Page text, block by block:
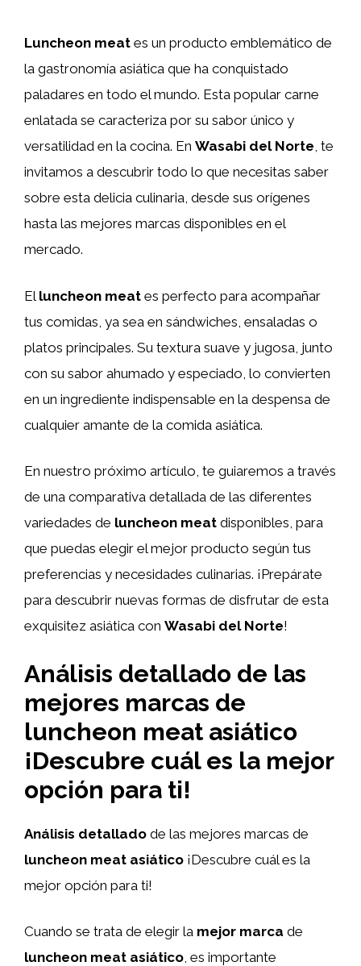
Luncheon meat es un producto emblemático de
la gastronomía asiática que ha conquistado
paladares en todo el mundo. Esta popular carne
enlatada se caracteriza por su sabor único y
versatilidad en la cocina. En Wasabi del Norte, te
invitamos a descubrir todo lo que necesitas saber
sobre esta delicia culinaria, desde sus orígenes
hasta las mejores marcas disponibles en el
mercado.
El luncheon meat es perfecto para acompañar
tus comidas, ya sea en sándwiches, ensaladas o
platos principales. Su textura suave y jugosa, junto
con su sabor ahumado y especiado, lo convierten
en un ingrediente indispensable en la despensa de
cualquier amante de la comida asiática.
En nuestro próximo artículo, te guiaremos a través
de una comparativa detallada de las diferentes
variedades de luncheon meat disponibles, para
que puedas elegir el mejor producto según tus
preferencias y necesidades culinarias. ¡Prepárate
para descubrir nuevas formas de disfrutar de esta
exquisitez asiática con Wasabi del Norte!
Análisis detallado de las
mejores marcas de
luncheon meat asiático
¡Descubre cuál es la mejor
opción para ti!
Análisis detallado de las mejores marcas de
luncheon meat asiático ¡Descubre cuál es la
mejor opción para ti!
Cuando se trata de elegir la mejor marca de
luncheon meat asiático, es importante